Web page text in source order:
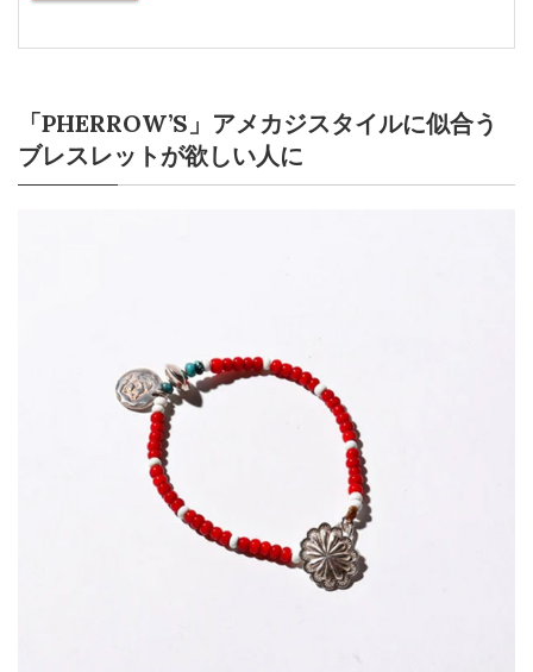
「PHERROW’S」アメカジスタイルに似合う
ブレスレットが欲しい人に